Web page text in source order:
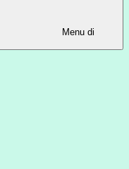
Menu di